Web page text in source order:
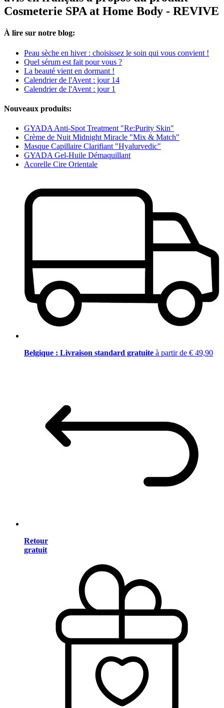
Cosmeterie SPA at Home Body - REVIVE
À lire sur notre blog:
Peau sèche en hiver : choisissez le soin qui vous convient !
Quel sérum est fait pour vous ?
La beauté vient en dormant !
Calendrier de l'Avent : jour 14
Calendrier de l'Avent : jour 1
Nouveaux produits:
GYADA Anti-Spot Treatment "Re:Purity Skin"
Crème de Nuit Midnight Miracle "Mix & Match"
Masque Capillaire Clarifiant "Hyalurvedic"
GYADA Gel-Huile Démaquillant
Acorelle Cire Orientale
Belgique : Livraison standard gratuite à partir de € 49,90
Retour
gratuit